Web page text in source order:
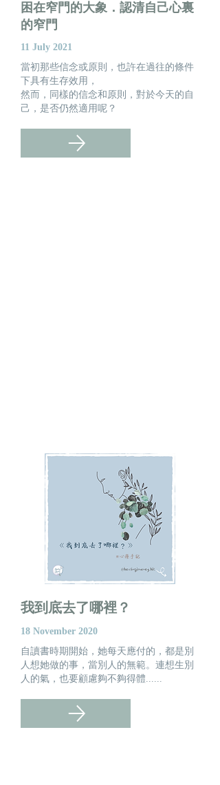
​困在窄門的大象．認清自己心裏
的窄門
11 July 2021
當初那些信念或原則，也許在過往的條件
下具有生存效用，
然而，同樣的信念和原則，對於今天的自
己，是否仍然適用呢？
​我到底去了哪裡？
18 November 2020
自讀書時期開始，她每天應付的，都是別
人想她做的事，當別人的無範。連想生別
人的氣，也要顧慮夠不夠得體......